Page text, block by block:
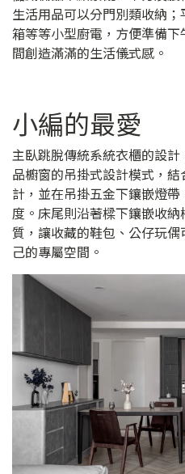
生活用品可以分門別類收納
箱等等小型廚電，方便準備
間創造滿滿的生活儀式感。
小編的最愛
主臥跳脫傳統系統衣櫃的設
品櫥窗的吊掛式設計模式，
計，並在吊掛五金下鑲嵌燈
度。床尾則沿著樑下鑲嵌收
質，讓收藏的鞋包、公仔玩
己的專屬空間。